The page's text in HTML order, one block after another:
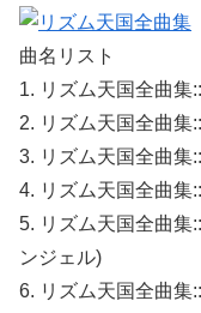
曲名リスト
1. リズム天国全曲集
2. リズム天国全曲集
3. リズム天国全曲集
4. リズム天国全曲集
5. リズム天国全曲集
ンジェル)
6. リズム天国全曲集